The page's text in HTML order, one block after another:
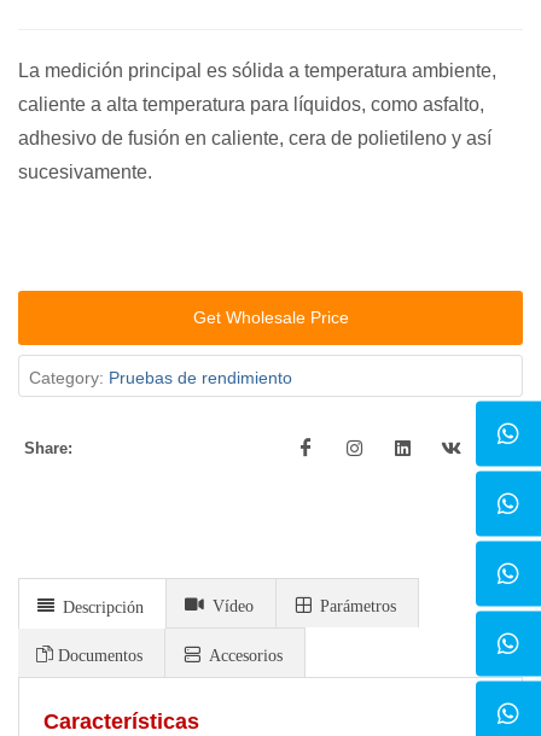
La medición principal es sólida a temperatura ambiente,
caliente a alta temperatura para líquidos, como asfalto,
adhesivo de fusión en caliente, cera de polietileno y así
sucesivamente.
Get Wholesale Price
Category: Pruebas de rendimiento
Share:
Descripción Vídeo Parámetros
Documentos Accesorios
Características